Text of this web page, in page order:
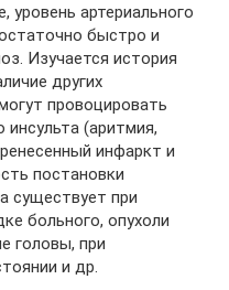
уровень артериального
быстро и
Изучается история
других
провоцировать
инсульта (аритмия,
инфаркт и
постановки
существует при
больного, опухоли
головы, при
и др.